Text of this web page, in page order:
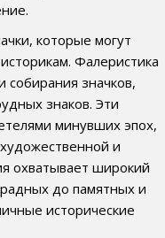
которые могут
Фалеристика
собирания значков,
знаков. Эти
минувших эпох,
и
охватывает широкий
до памятных и
исторические